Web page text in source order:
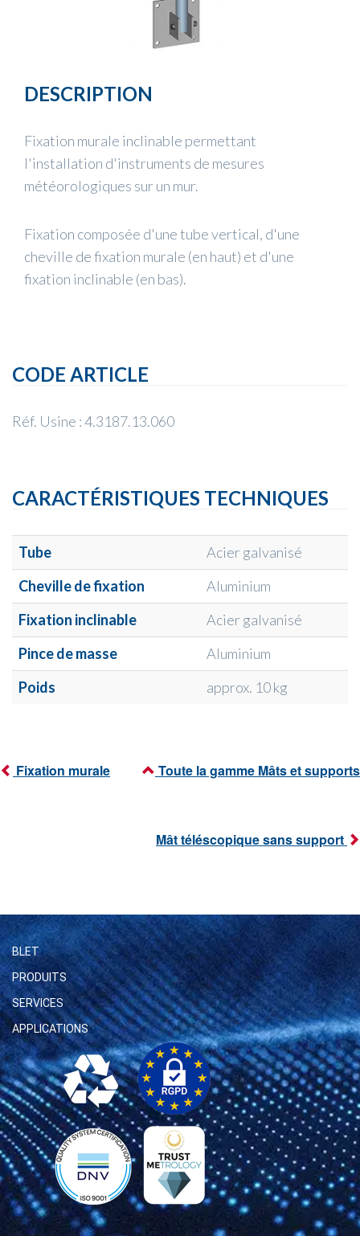
DESCRIPTION
Fixation murale inclinable permettant
l'installation d'instruments de mesures
météorologiques sur un mur.
Fixation composée d'une tube vertical, d'une
cheville de fixation murale (en haut) et d'une
fixation inclinable (en bas).
CODE ARTICLE
Réf. Usine : 4.3187.13.060
CARACTÉRISTIQUES TECHNIQUES
Tube
Acier galvanisé
Cheville de fixation
Aluminium
Fixation inclinable
Acier galvanisé
Pince de masse
Aluminium
Poids
approx. 10 kg
Fixation murale Toute la gamme Mâts et supports
Mât téléscopique sans support
BLET
PRODUITS
SERVICES
APPLICATIONS